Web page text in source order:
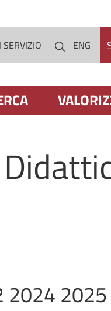
SERVIZIO CercaENG
2024 2025